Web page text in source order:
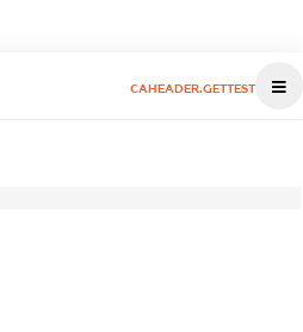
CAHEADER.GETTEST